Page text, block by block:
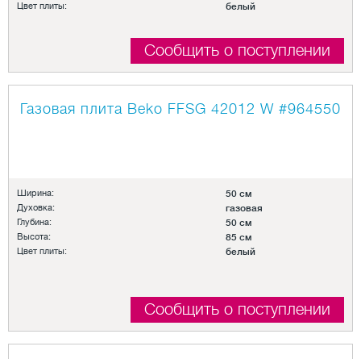
Цвет плиты: белый
Сообщить о поступлении
Газовая плита Beko FFSG 42012 W #964550
Ширина: 50 см
Духовка: газовая
Глубина: 50 см
Высота: 85 см
Цвет плиты: белый
Сообщить о поступлении